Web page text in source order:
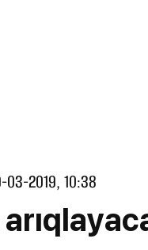
03-2019, 10:38